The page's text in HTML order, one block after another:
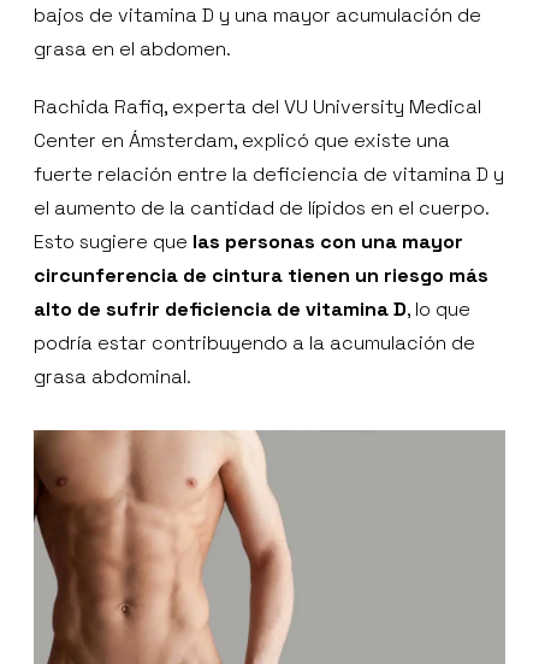
bajos de vitamina D y una mayor acumulación de
grasa en el abdomen.
Rachida Rafiq, experta del VU University Medical
Center en Ámsterdam, explicó que existe una
fuerte relación entre la deficiencia de vitamina D y
el aumento de la cantidad de lípidos en el cuerpo.
Esto sugiere que las personas con una mayor
circunferencia de cintura tienen un riesgo más
alto de sufrir deficiencia de vitamina D, lo que
podría estar contribuyendo a la acumulación de
grasa abdominal.